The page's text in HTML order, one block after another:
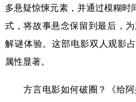
多悬疑惊悚元素，并通过模糊时
式，将故事悬念保留到最后，
解谜体验。这部电影双人观影
属性显著。
方言电影如何破圈？《给阿